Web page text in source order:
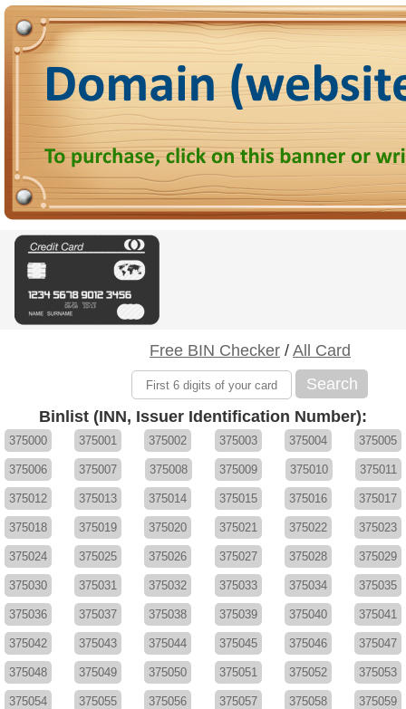
Free BIN Checker / All Card
Search
Binlist (INN, Issuer Identification Number):
375000 375001 375002 375003 375004 375005
375006 375007 375008 375009 375010 375011
375012 375013 375014 375015 375016 375017
375018 375019 375020 375021 375022 375023
375024 375025 375026 375027 375028 375029
375030 375031 375032 375033 375034 375035
375036 375037 375038 375039 375040 375041
375042 375043 375044 375045 375046 375047
375048 375049 375050 375051 375052 375053
375054 375055 375056 375057 375058 375059